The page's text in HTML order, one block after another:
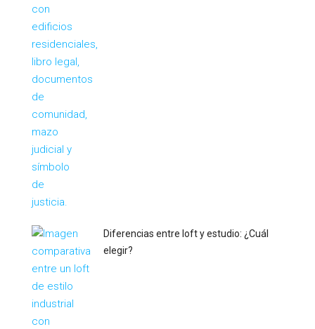
Diferencias entre loft y estudio: ¿Cuál
elegir?